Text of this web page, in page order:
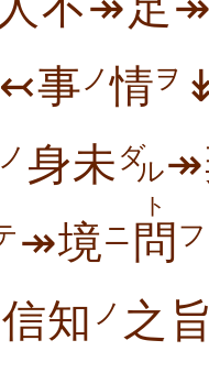
↢事 ノ情ヲ
ノ 身未 ダル↠
↠境ニ 問
ト
知 ノ 之